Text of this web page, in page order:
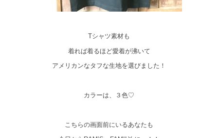
Tシャツ素材も
着れば着るほど愛着が沸いて
アメリカンなタフな生地を選びました！
カラーは、３色♡
こちらの画面前にいるあなたも